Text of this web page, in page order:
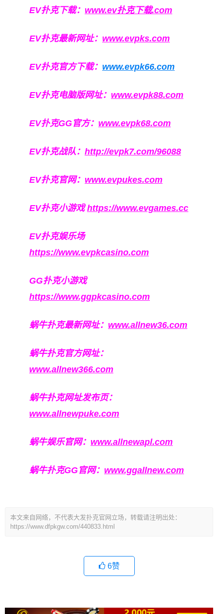
EV扑克下载： www.ev扑克下载.com
EV扑克最新网址： www.evpks.com
EV扑克官方下载： www.evpk66.com
EV扑克电脑版网址： www.evpk88.com
EV扑克GG官方： www.evpk68.com
EV扑克战队： http://evpk7.com/96088
EV扑克官网： www.evpukes.com
EV扑克小游戏https://www.evgames.cc
EV扑克娱乐场
https://www.evpkcasino.com
GG扑克小游戏
https://www.ggpkcasino.com
蜗牛扑克最新网址： www.allnew36.com
蜗牛扑克官方网址：
www.allnew366.com
蜗牛扑克网址发布页：
www.allnewpuke.com
蜗牛娱乐官网： www.allnewapl.com
蜗牛扑克GG官网： www.ggallnew.com
本文来自网络，不代表大发扑克官网立场，转载请注明出处：
https://www.dfpkgw.com/440833.html
6赞